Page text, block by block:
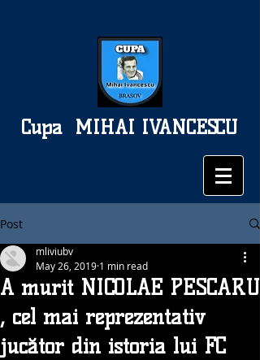
MIHAI IVANCESCU
Cupa
Post
A murit NICOLAE PESCARU
, cel mai reprezentativ
jucător din istoria lui FC
mliviubv
May 26, 2019 1 min read